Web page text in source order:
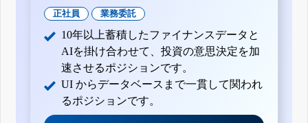
正社員 業務委託
10年以上蓄積したファイナンスデータと
AIを掛け合わせて、投資の意思決定を加
速させるポジションです。
UI からデータベースまで一貫して関われ
るポジションです。